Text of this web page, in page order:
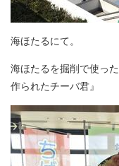
海ほたるにて。
海ほたるを掘削で使っ
作られたチーバ君』